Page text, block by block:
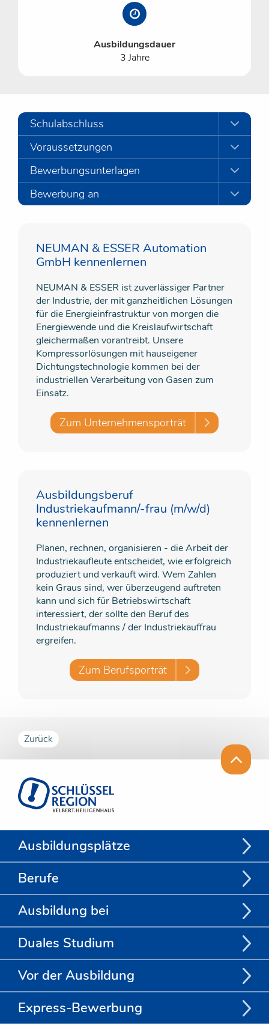
Ausbildungsdauer
3 Jahre
Schulabschluss
Voraussetzungen
Bewerbungsunterlagen
Bewerbung an
NEUMAN & ESSER Automation
GmbH kennenlernen
NEUMAN & ESSER ist zuverlässiger Partner
der Industrie, der mit ganzheitlichen Lösungen
für die Energieinfrastruktur von morgen die
Energiewende und die Kreislaufwirtschaft
gleichermaßen vorantreibt. Unsere
Kompressorlösungen mit hauseigener
Dichtungstechnologie kommen bei der
industriellen Verarbeitung von Gasen zum
Einsatz.
Zum Unternehmensporträt
Ausbildungsberuf
Industriekaufmann/-frau (m/w/d)
kennenlernen
Planen, rechnen, organisieren - die Arbeit der
Industriekaufleute entscheidet, wie erfolgreich
produziert und verkauft wird. Wem Zahlen
kein Graus sind, wer überzeugend auftreten
kann und sich für Betriebswirtschaft
interessiert, der sollte den Beruf des
Industriekaufmanns / der Industriekauffrau
ergreifen.
Zum Berufsporträt
Zurück
Ausbildungsplätze
Berufe
Ausbildung bei
Duales Studium
Vor der Ausbildung
Express-Bewerbung